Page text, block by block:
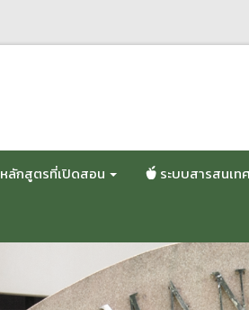
หลักสูตรที่เปิดสอน ระบบสารสนเทศ